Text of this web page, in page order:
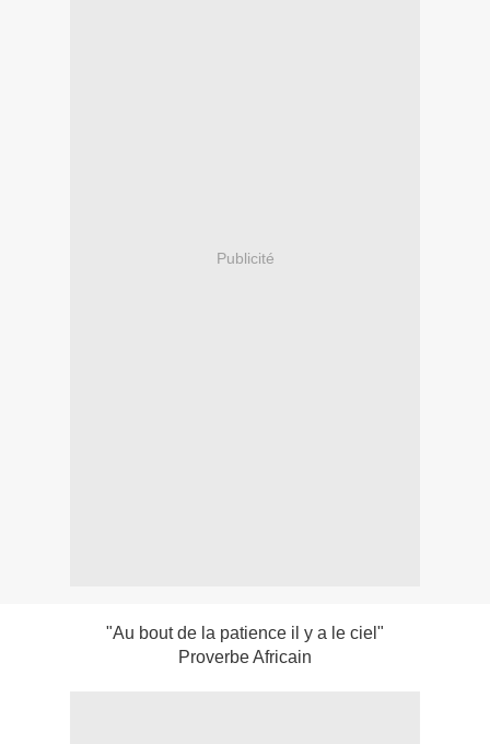
Publicité
"Au bout de la patience il y a le ciel"
Proverbe Africain